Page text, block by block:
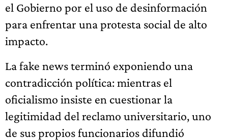
el Gobierno por el uso de desinformación
para enfrentar una protesta social de alto
impacto.
La fake news terminó exponiendo una
contradicción política: mientras el
oficialismo insiste en cuestionar la
legitimidad del reclamo universitario, uno
de sus propios funcionarios difundió